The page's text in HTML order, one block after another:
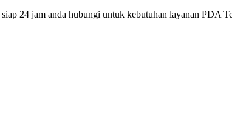
24 jam anda hubungi untuk kebutuhan layanan PDA